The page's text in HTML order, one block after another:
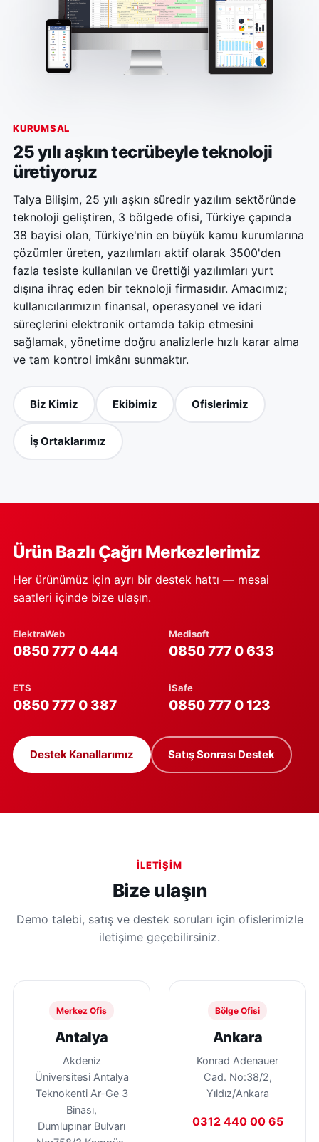
KURUMSAL
25 yılı aşkın tecrübeyle teknoloji
üretiyoruz
Talya Bilişim, 25 yılı aşkın süredir yazılım sektöründe
teknoloji geliştiren, 3 bölgede ofisi, Türkiye çapında
38 bayisi olan, Türkiye'nin en büyük kamu kurumlarına
çözümler üreten, yazılımları aktif olarak 3500'den
fazla tesiste kullanılan ve ürettiği yazılımları yurt
dışına ihraç eden bir teknoloji firmasıdır. Amacımız;
kullanıcılarımızın finansal, operasyonel ve idari
süreçlerini elektronik ortamda takip etmesini
sağlamak, yönetime doğru analizlerle hızlı karar alma
ve tam kontrol imkânı sunmaktır.
Biz Kimiz Ekibimiz Ofislerimiz
İş Ortaklarımız
Ürün Bazlı Çağrı Merkezlerimiz
Her ürünümüz için ayrı bir destek hattı — mesai
saatleri içinde bize ulaşın.
ElektraWeb
0850 777 0 444
Medisoft
0850 777 0 633
ETS
0850 777 0 387
iSafe
0850 777 0 123
Destek Kanallarımız Satış Sonrası Destek
İLETIŞIM
Bize ulaşın
Demo talebi, satış ve destek soruları için ofislerimizle
iletişime geçebilirsiniz.
Merkez Ofis
Antalya
Akdeniz
Üniversitesi Antalya
Teknokenti Ar-Ge 3
Binası,
Dumlupınar Bulvarı
Bölge Ofisi
Ankara
Konrad Adenauer
Cad. No:38/2,
Yıldız/Ankara
0312 440 00 65